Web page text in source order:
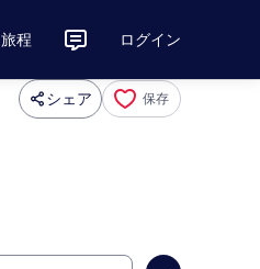
旅程 ログイン
シェア 保存